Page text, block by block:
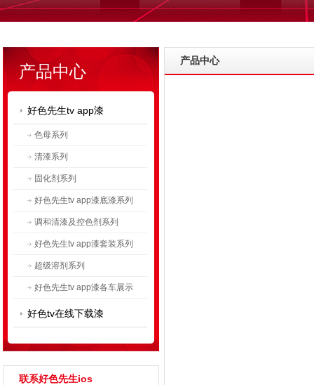
产品中心
好色先生tv app漆
色母系列
清漆系列
固化剂系列
好色先生tv app漆底漆系列
调和清漆及控色剂系列
好色先生tv app漆套装系列
超级溶剂系列
好色先生tv app漆各车展示
好色tv在线下载漆
联系好色先生ios
产品中心